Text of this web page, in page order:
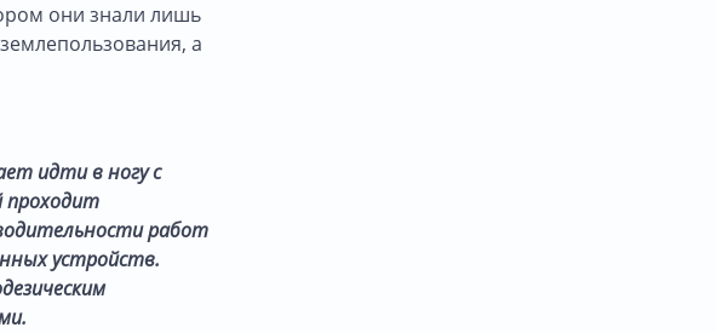
они знали лишь
а
идти в ногу с
проходит
работ
устройств.